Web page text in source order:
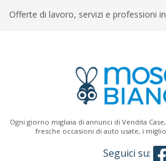
Offerte di lavoro, servizi e professioni
Ogni giorno migliaia di annunci di Vendita
fresche occasioni di auto usate, i
Seguici su: